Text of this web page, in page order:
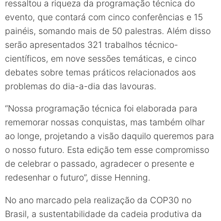
ressaltou a riqueza da programação técnica do
evento, que contará com cinco conferências e 15
painéis, somando mais de 50 palestras. Além disso
serão apresentados 321 trabalhos técnico-
científicos, em nove sessões temáticas, e cinco
debates sobre temas práticos relacionados aos
problemas do dia-a-dia das lavouras.
“Nossa programação técnica foi elaborada para
rememorar nossas conquistas, mas também olhar
ao longe, projetando a visão daquilo queremos para
o nosso futuro. Esta edição tem esse compromisso
de celebrar o passado, agradecer o presente e
redesenhar o futuro”, disse Henning.
No ano marcado pela realização da COP30 no
Brasil, a sustentabilidade da cadeia produtiva da